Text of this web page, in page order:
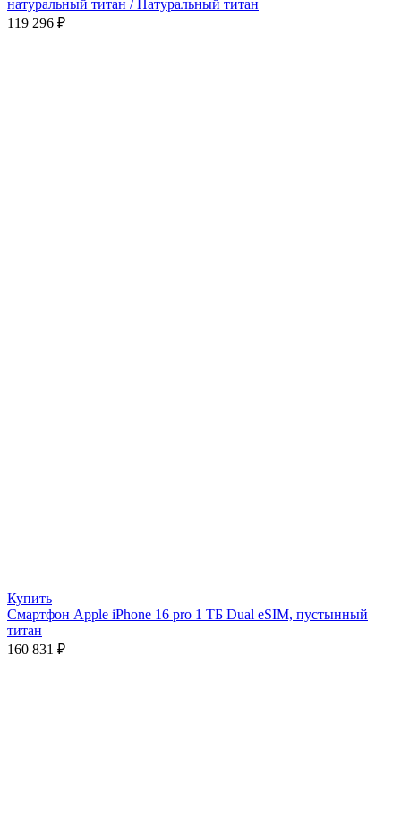
натуральный титан / Натуральный титан
119 296 ₽
Купить
Смартфон Apple iPhone 16 pro 1 ТБ Dual eSIM, пустынный
титан
160 831 ₽